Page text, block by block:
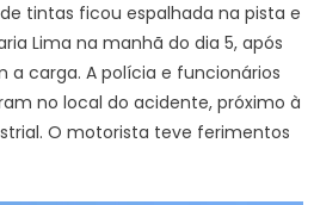
tintas ficou espalhada na pista e
Lima na manhã do dia 5, após
carga. A polícia e funcionários
no local do acidente, próximo à
O motorista teve ferimentos